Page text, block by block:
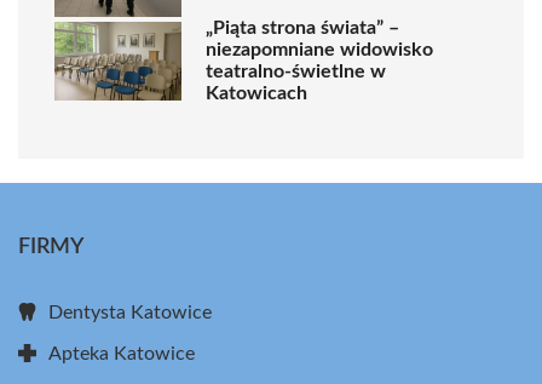
„Piąta strona świata” –
niezapomniane widowisko
teatralno-świetlne w
Katowicach
FIRMY
Dentysta Katowice
Apteka Katowice